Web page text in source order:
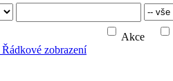
Akce
Řádkové zobrazení